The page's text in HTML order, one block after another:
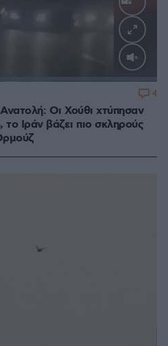
Οι Χούθι χτύπησαν
Ιράν βάζει πιο σκληρούς
4